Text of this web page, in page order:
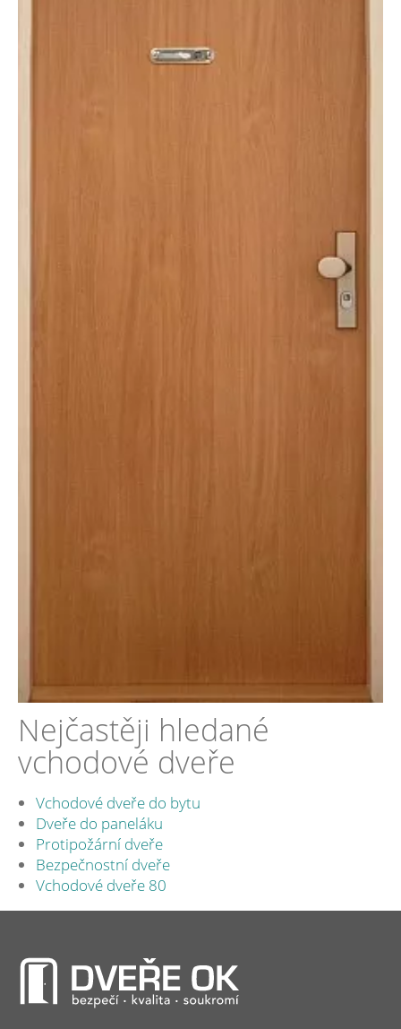
Nejčastěji hledané
vchodové dveře
Vchodové dveře do bytu
Dveře do paneláku
Protipožární dveře
Bezpečnostní dveře
Vchodové dveře 80